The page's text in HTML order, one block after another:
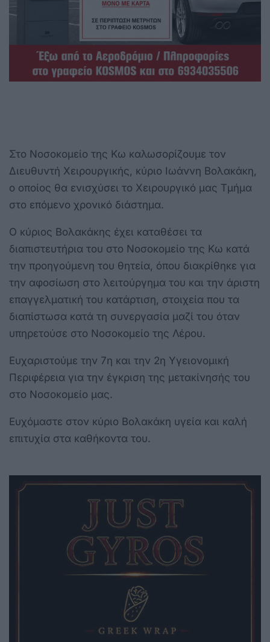
Στο Νοσοκομείο της Κω καλωσορίζουμε τον
Διευθυντή Χειρουργικής, κύριο Ιωάννη Βολακάκη,
ο οποίος θα ενισχύσει το Χειρουργικό μας Τμήμα
στο επόμενο χρονικό διάστημα.
Ο κύριος Βολακάκης έχει καταθέσει τα
διαπιστευτήρια του στο Νοσοκομείο της Κω κατά
την προηγούμενη του θητεία, όπου διακρίθηκε για
την αφοσίωση στο λειτούργημα του και την άριστη
επαγγελματική του κατάρτιση, στοιχεία που τα
διαπίστωσα κατά τη συνεργασία μαζί του όταν
υπηρετούσε στο Νοσοκομείο της Λέρου.
Ευχαριστούμε την 7η και την 2η Υγειονομική
Περιφέρεια για την έγκριση της μετακίνησής του
στο Νοσοκομείο μας.
Ευχόμαστε στον κύριο Βολακάκη υγεία και καλή
επιτυχία στα καθήκοντα του.